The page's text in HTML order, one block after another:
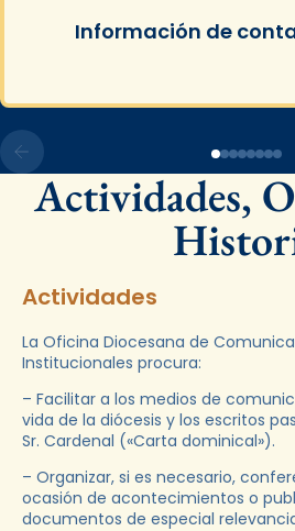
Información de
Actividades,
Actividades
La Oficina Diocesana de
Institucionales procura:
– Facilitar a los medios de
vida de la diócesis y los escritos
Sr. Cardenal («Carta dominical»).
– Organizar, si es necesario,
ocasión de acontecimientos o
documentos de especial